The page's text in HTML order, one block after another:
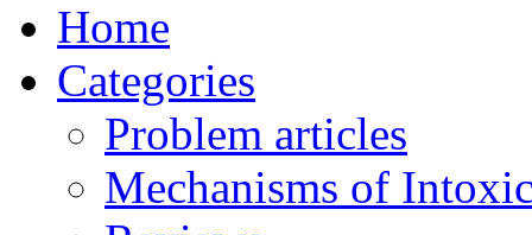
Home
Categories
Problem articles
Mechanisms of